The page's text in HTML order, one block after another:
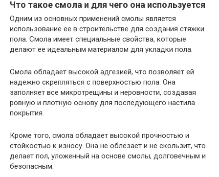
Что такое смола и для чего она используется
Одним из основных применений смолы является
использование ее в строительстве для создания стяжки
пола. Смола имеет специальные свойства, которые
делают ее идеальным материалом для укладки пола.
Смола обладает высокой адгезией, что позволяет ей
надежно скрепляться с поверхностью пола. Она
заполняет все микротрещины и неровности, создавая
ровную и плотную основу для последующего настила
покрытия.
Кроме того, смола обладает высокой прочностью и
стойкостью к износу. Она не облезает и не скользит, что
делает пол, уложенный на основе смолы, долговечным и
безопасным.